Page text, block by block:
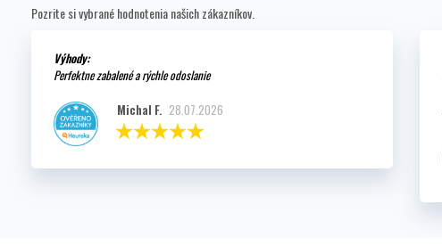
Pozrite si vybrané hodnotenia našich zákazníkov.
Výhody:
Perfektne zabalené a rýchle odoslanie
Michal F. 28.07.2026